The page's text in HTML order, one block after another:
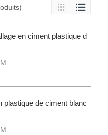
 
en ciment plastique d
plastique de ciment blanc